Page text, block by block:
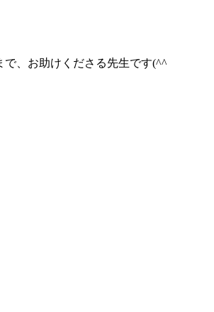
、お助けくださる先生です(^^